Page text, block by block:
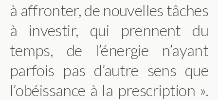
à affronter, de nouvelles tâches
à investir, qui prennent du
temps, de l’énergie n’ayant
parfois pas d’autre sens que
l’obéissance à la prescription ».